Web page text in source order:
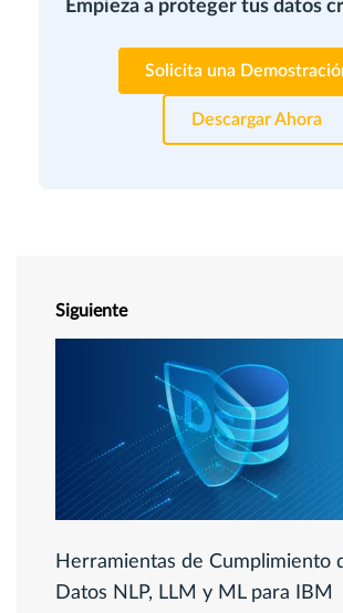
Empieza a proteger tus datos
Solicita una
Descargar Ahora
Siguiente
Herramientas de Cumplimiento
Datos NLP, LLM y ML para IBM